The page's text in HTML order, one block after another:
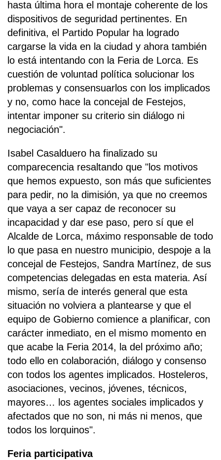
hasta última hora el montaje coherente de los
dispositivos de seguridad pertinentes. En
definitiva, el Partido Popular ha logrado
cargarse la vida en la ciudad y ahora también
lo está intentando con la Feria de Lorca. Es
cuestión de voluntad política solucionar los
problemas y consensuarlos con los implicados
y no, como hace la concejal de Festejos,
intentar imponer su criterio sin diálogo ni
negociación".
Isabel Casalduero ha finalizado su
comparecencia resaltando que "los motivos
que hemos expuesto, son más que suficientes
para pedir, no la dimisión, ya que no creemos
que vaya a ser capaz de reconocer su
incapacidad y dar ese paso, pero sí que el
Alcalde de Lorca, máximo responsable de todo
lo que pasa en nuestro municipio, despoje a la
concejal de Festejos, Sandra Martínez, de sus
competencias delegadas en esta materia. Así
mismo, sería de interés general que esta
situación no volviera a plantearse y que el
equipo de Gobierno comience a planificar, con
carácter inmediato, en el mismo momento en
que acabe la Feria 2014, la del próximo año;
todo ello en colaboración, diálogo y consenso
con todos los agentes implicados. Hosteleros,
asociaciones, vecinos, jóvenes, técnicos,
mayores… los agentes sociales implicados y
afectados que no son, ni más ni menos, que
todos los lorquinos".
Feria participativa